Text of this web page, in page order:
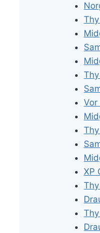
Vor
XP